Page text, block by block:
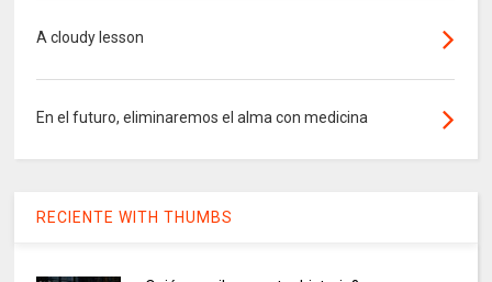
A cloudy lesson
En el futuro, eliminaremos el alma con medicina
RECIENTE WITH THUMBS